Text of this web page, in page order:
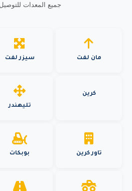
جميع المعدات
مان لفت سيزر لفت
كرين
تليهندر
تاور كرين بوبكات